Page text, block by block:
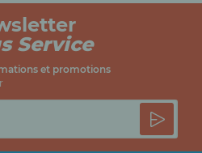
Service
et promotions